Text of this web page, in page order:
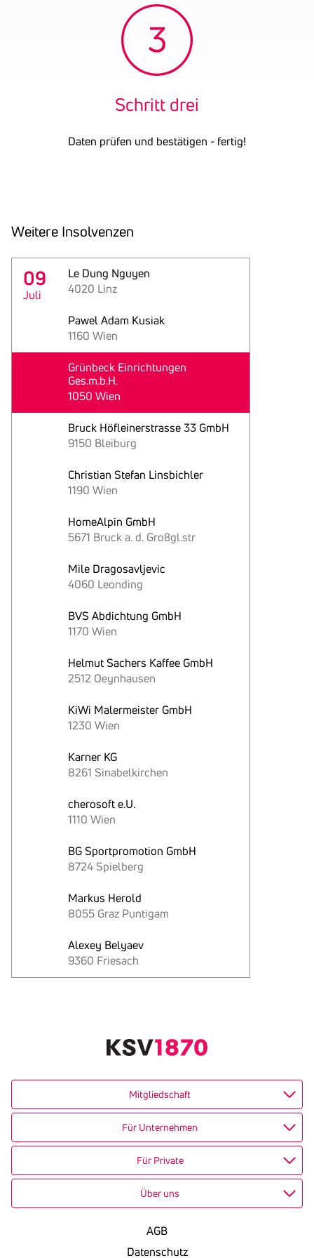
Firmenbuchnummer
FN 196490 g
ATU64955766
4724640
30.06.2024
Schritt drei
Daten prüfen und bestätigen - fertig!
Weitere Insol­venzen
09
Juli
Le Dung Nguyen
4020 Linz
Pawel Adam Kusiak
1160 Wien
Grünbeck Einrichtungen
Ges.m.b.H.
1050 Wien
Bruck Höfleinerstrasse 33 GmbH
9150 Bleiburg
Christian Stefan Linsbichler
1190 Wien
HomeAlpin GmbH
5671 Bruck a. d. Großgl.str
Mile Dragosavljevic
4060 Leonding
BVS Abdichtung GmbH
1170 Wien
Helmut Sachers Kaffee GmbH
2512 Oeynhausen
KiWi Malermeister GmbH
1230 Wien
Karner KG
8261 Sinabelkirchen
cherosoft e.U.
1110 Wien
BG Sportpromotion GmbH
8724 Spielberg
Markus Herold
8055 Graz Puntigam
Alexey Belyaev
9360 Friesach
Mitgliedschaft
Für Unternehmen
Für Private
Über uns
AGB
Datenschutz